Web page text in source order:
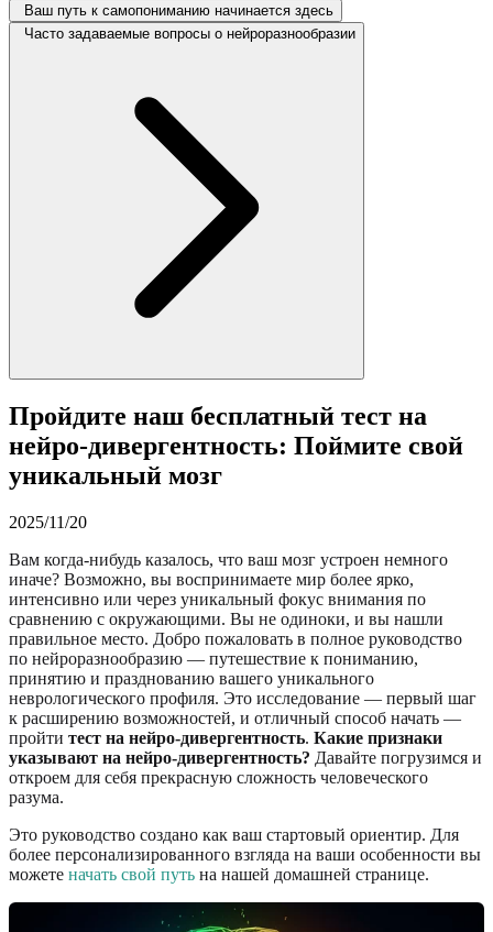
Ваш путь к самопониманию начинается здесь
Часто задаваемые вопросы о нейроразнообразии
Пройдите наш бесплатный тест на
нейро-дивергентность: Поймите свой
уникальный мозг
2025/11/20
Вам когда-нибудь казалось, что ваш мозг устроен немного
иначе? Возможно, вы воспринимаете мир более ярко,
интенсивно или через уникальный фокус внимания по
сравнению с окружающими. Вы не одиноки, и вы нашли
правильное место. Добро пожаловать в полное руководство
по нейроразнообразию — путешествие к пониманию,
принятию и празднованию вашего уникального
неврологического профиля. Это исследование — первый шаг
к расширению возможностей, и отличный способ начать —
пройти тест на нейро-дивергентность. Какие признаки
указывают на нейро-дивергентность? Давайте погрузимся и
откроем для себя прекрасную сложность человеческого
разума.
Это руководство создано как ваш стартовый ориентир. Для
более персонализированного взгляда на ваши особенности вы
можете начать свой путь на нашей домашней странице.